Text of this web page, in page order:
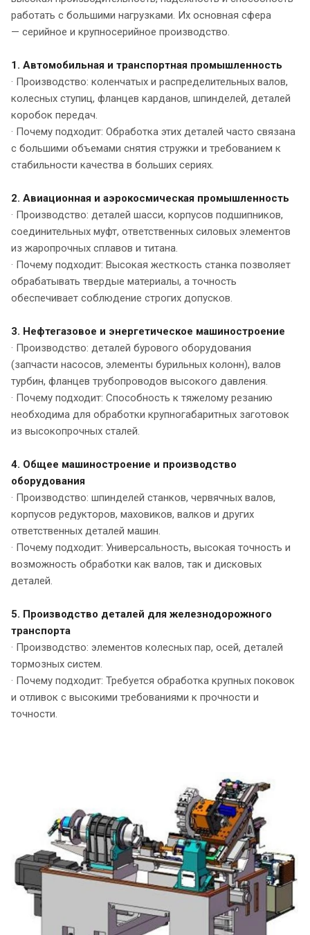
работать с большими нагрузками. Их основная сфера
— серийное и крупносерийное производство.
1. Автомобильная и транспортная промышленность
· Производство: коленчатых и распределительных валов,
колесных ступиц, фланцев карданов, шпинделей, деталей
коробок передач.
· Почему подходит: Обработка этих деталей часто связана
с большими объемами снятия стружки и требованием к
стабильности качества в больших сериях.
2. Авиационная и аэрокосмическая промышленность
· Производство: деталей шасси, корпусов подшипников,
соединительных муфт, ответственных силовых элементов
из жаропрочных сплавов и титана.
· Почему подходит: Высокая жесткость станка позволяет
обрабатывать твердые материалы, а точность
обеспечивает соблюдение строгих допусков.
3. Нефтегазовое и энергетическое машиностроение
· Производство: деталей бурового оборудования
(запчасти насосов, элементы бурильных колонн), валов
турбин, фланцев трубопроводов высокого давления.
· Почему подходит: Способность к тяжелому резанию
необходима для обработки крупногабаритных заготовок
из высокопрочных сталей.
4. Общее машиностроение и производство
оборудования
· Производство: шпинделей станков, червячных валов,
корпусов редукторов, маховиков, валков и других
ответственных деталей машин.
· Почему подходит: Универсальность, высокая точность и
возможность обработки как валов, так и дисковых
деталей.
5. Производство деталей для железнодорожного
транспорта
· Производство: элементов колесных пар, осей, деталей
тормозных систем.
· Почему подходит: Требуется обработка крупных поковок
и отливок с высокими требованиями к прочности и
точности.